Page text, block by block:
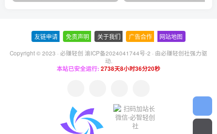
友链申请 免责声明 关于我们 广告合作 网站地图
Copyright © 2023 · 必赚轻创 渝ICP备2024041744号-2 · 由必赚轻创社强力驱
动.
本站已安全运行: 2738天8小时36分20秒